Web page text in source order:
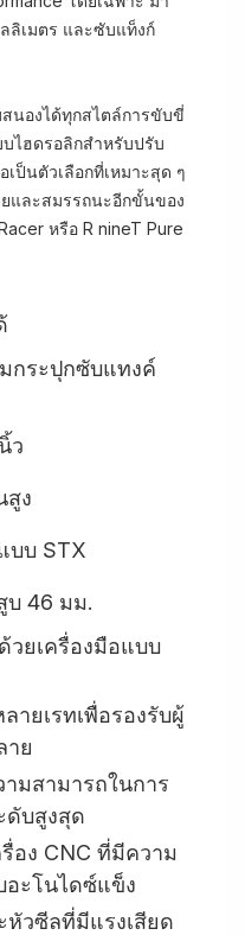
เมตร และซับแท็งก์
นองได้ทุกสไตล์การขับขี่
ไฮดรอลิกสำหรับปรับ
ป็นตัวเลือกที่เหมาะสุด ๆ
และสมรรถนะอีกขั้นของ
หรือ R nineT Pure
กระปุกซับแทงค์
ว
สูง
บบ STX
บ 46 มม.
วยเครื่องมือแบบ
ายเรทเพื่อรองรับผู้
าย
มสามารถในการ
ดับสูงสุด
อง CNC ที่มีความ
ะโนไดซ์แข็ง
หัวซีลที่มีแรงเสียด